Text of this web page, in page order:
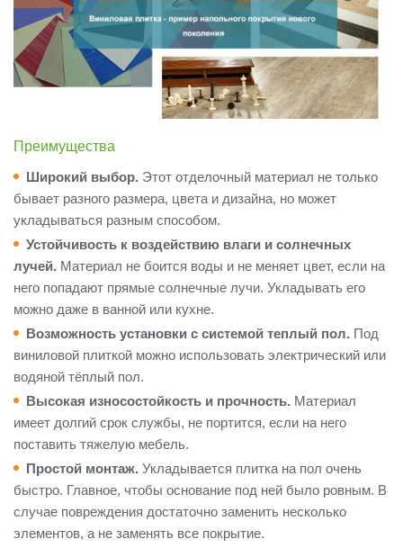
Преимущества
Широкий выбор. Этот отделочный материал не только
бывает разного размера, цвета и дизайна, но может
укладываться разным способом.
Устойчивость к воздействию влаги и солнечных
лучей. Материал не боится воды и не меняет цвет, если на
него попадают прямые солнечные лучи. Укладывать его
можно даже в ванной или кухне.
Возможность установки с системой теплый пол. Под
виниловой плиткой можно использовать электрический или
водяной тёплый пол.
Высокая износостойкость и прочность. Материал
имеет долгий срок службы, не портится, если на него
поставить тяжелую мебель.
Простой монтаж. Укладывается плитка на пол очень
быстро. Главное, чтобы основание под ней было ровным. В
случае повреждения достаточно заменить несколько
элементов, а не заменять все покрытие.